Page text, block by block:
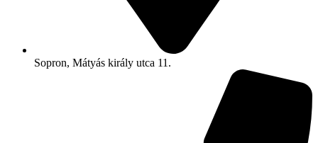
Sopron, Mátyás király utca 11.